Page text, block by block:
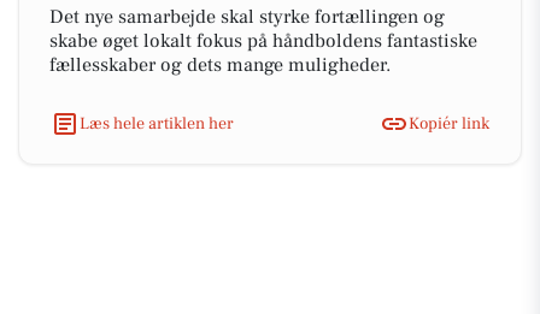
Det nye samarbejde skal styrke fortællingen og
skabe øget lokalt fokus på håndboldens fantastiske
fællesskaber og dets mange muligheder.
Læs hele artiklen her Kopiér link